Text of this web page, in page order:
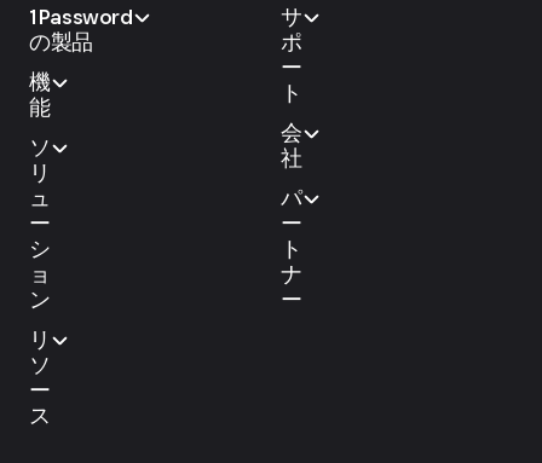
1Password
の製品
機
能
ソ
リ
ュ
ー
シ
ョ
ン
リ
ソ
ー
ス
サ
ポ
ー
ト
会
社
パ
ー
ト
ナ
ー